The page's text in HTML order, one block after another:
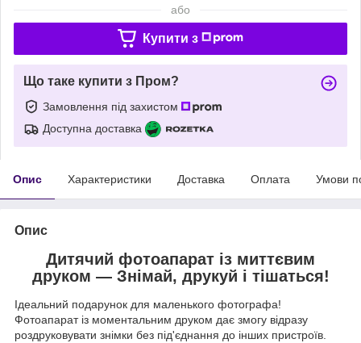
або
Купити з
Що таке купити з Пром?
Замовлення під захистом
Доступна доставка
Опис Характеристики Доставка Оплата Умови
Опис
Дитячий фотоапарат із миттєвим
друком — Знімай, друкуй і тішаться!
Ідеальний подарунок для маленького фотографа!
Фотоапарат із моментальним друком дає змогу відразу
роздруковувати знімки без під'єднання до інших пристроїв.